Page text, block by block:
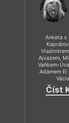
Anketa s
Ajvazem,
Vaňkem-
Adamem
Číst